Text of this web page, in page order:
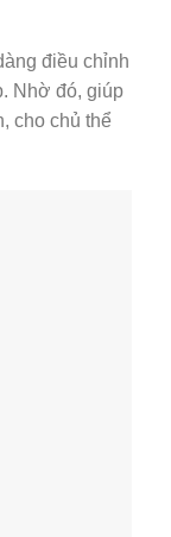
điều chỉnh
Nhờ đó, giúp
cho chủ thể